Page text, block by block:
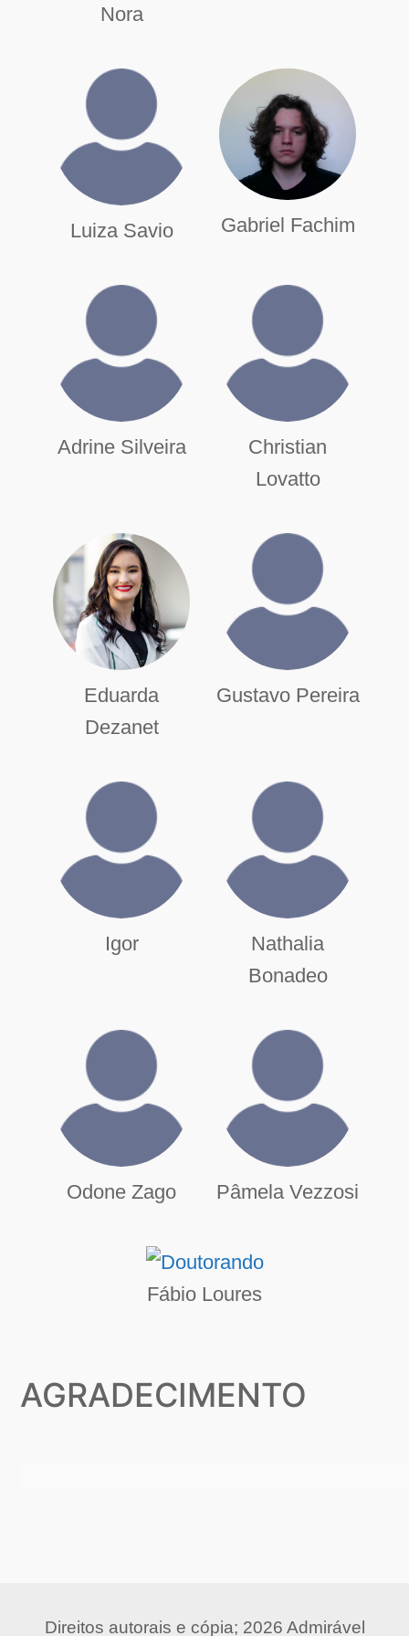
Nora
Luiza Savio Gabriel Fachim
Adrine Silveira
Christian
Lovatto
Eduarda
Dezanet
Gustavo Pereira
Igor
Nathalia
Bonadeo
Odone Zago Pâmela Vezzosi
Fábio Loures
AGRADECIMENTO
Direitos autorais e cópia; 2026 Admirável